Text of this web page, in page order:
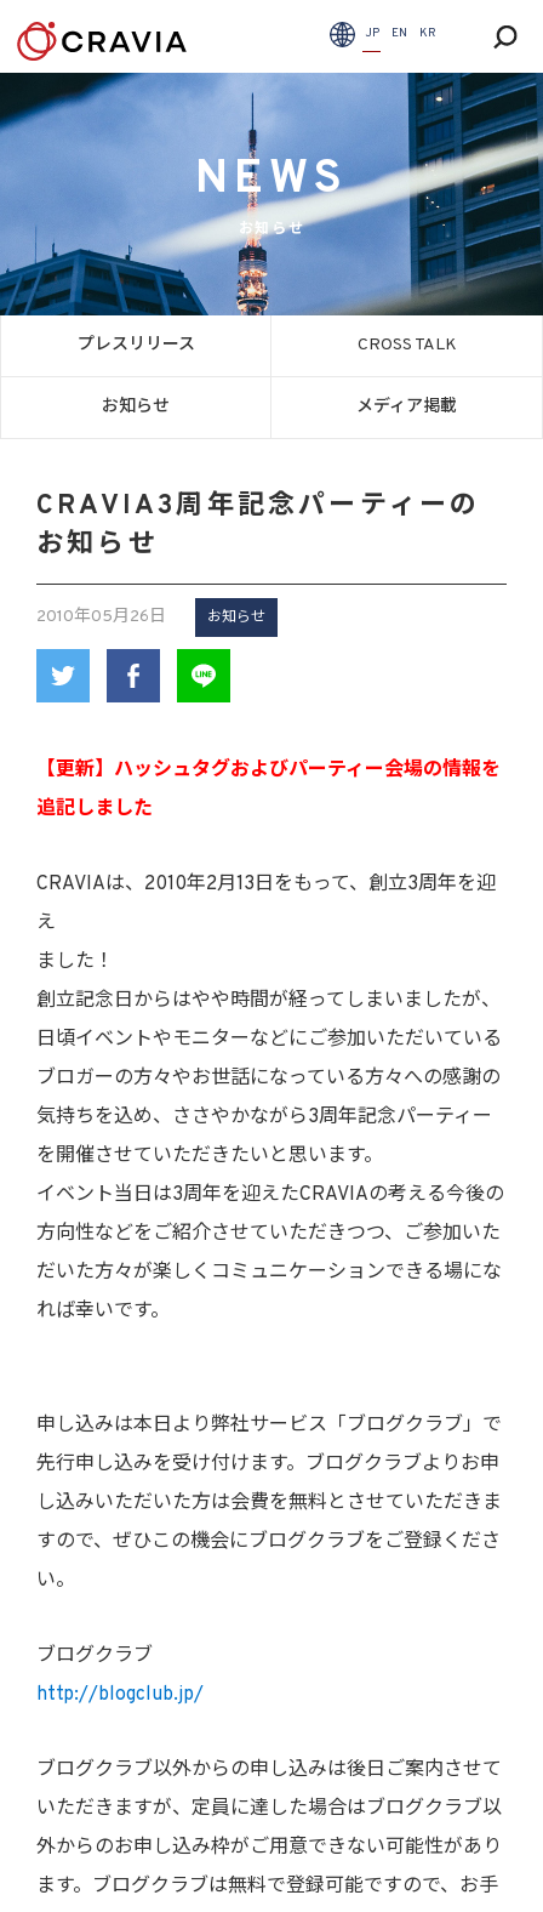
JP EN KR
NEWS
お知らせ
プレスリリース CROSS TALK
お知らせ メディア掲載
CRAVIA3周年記念パーティーの
お知らせ
2010年05月26日 お知らせ
【更新】ハッシュタグおよびパーティー会場の情報を
追記しました
CRAVIAは、2010年2月13日をもって、創立3周年を迎
え
ました！
創立記念日からはやや時間が経ってしまいましたが、
日頃イベントやモニターなどにご参加いただいている
ブロガーの方々やお世話になっている方々への感謝の
気持ちを込め、ささやかながら3周年記念パーティー
を開催させていただきたいと思います。
イベント当日は3周年を迎えたCRAVIAの考える今後の
方向性などをご紹介させていただきつつ、ご参加いた
だいた方々が楽しくコミュニケーションできる場にな
れば幸いです。
申し込みは本日より弊社サービス「ブログクラブ」で
先行申し込みを受け付けます。ブログクラブよりお申
し込みいただいた方は会費を無料とさせていただきま
すので、ぜひこの機会にブログクラブをご登録くださ
い。
ブログクラブ
http://blogclub.jp/
ブログクラブ以外からの申し込みは後日ご案内させて
いただきますが、定員に達した場合はブログクラブ以
外からのお申し込み枠がご用意できない可能性があり
ます。ブログクラブは無料で登録可能ですので、お手